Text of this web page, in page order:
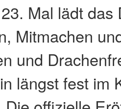
Mal lädt das
Mitmachen
und
längst fest im